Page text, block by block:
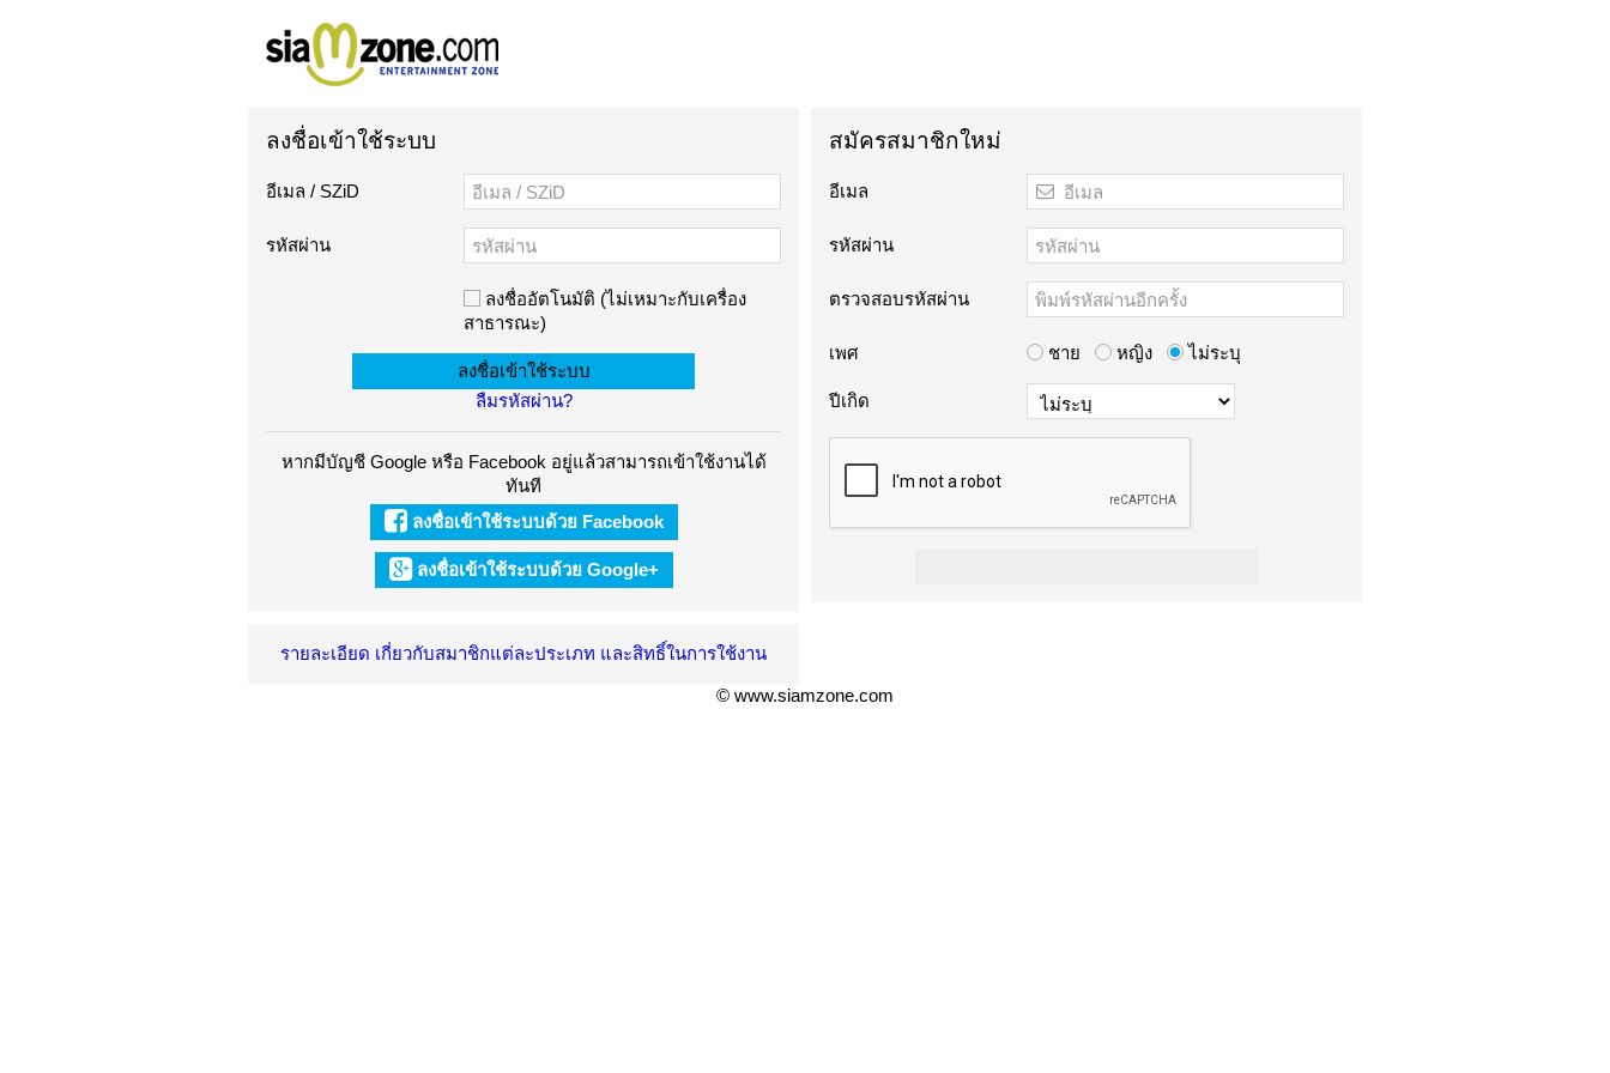
ลงชื่อเข้าใช้ระบบ
อีเมล / SZiD
รหัสผ่าน
ลงชื่ออัตโนมัติ (ไม่เหมาะกับเครื่อง
สาธารณะ)
ลืมรหัสผ่าน?
หากมีบัญชี Google หรือ Facebook อยู่แล้วสามารถเข้าใช้งานได้
ทันที
ลงชื่อเข้าใช้ระบบด้วย Facebook
ลงชื่อเข้าใช้ระบบด้วย Google+
รายละเอียด เกี่ยวกับสมาชิกแต่ละประเภท และสิทธิ์ในการใช้งาน
สมัครสมาชิกใหม่
อีเมล
รหัสผ่าน
ตรวจสอบรหัสผ่าน
เพศ ชาย หญิง ไม่ระบุ
ปีเกิด
© www.siamzone.com